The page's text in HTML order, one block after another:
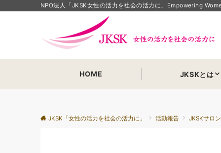
NPO法人「JKSK女性の活力を社会の活力に」Empowering
HOME JKSKとは
JKSK「女性の活力を社会の活力に」 活動報告 JKSKサロ